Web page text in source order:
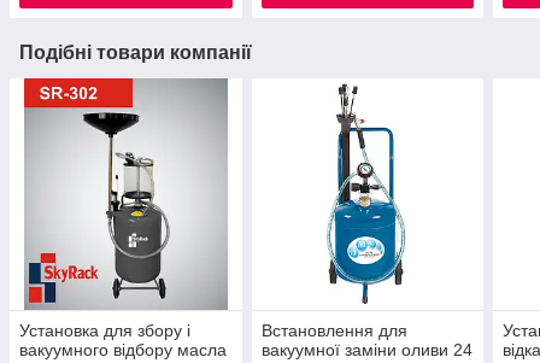
Подібні товари компанії
Установка для збору і
вакуумного відбору масла
Встановлення для
вакуумної заміни оливи 24